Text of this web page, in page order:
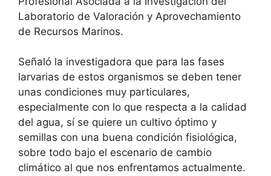
Laboratorio de Valoración y Aprovechamiento
de Recursos Marinos.
Señaló la investigadora que para las fases
larvarias de estos organismos se deben tener
unas condiciones muy particulares,
especialmente con lo que respecta a la calidad
del agua, sí se quiere un cultivo óptimo y
semillas con una buena condición fisiológica,
sobre todo bajo el escenario de cambio
climático al que nos enfrentamos actualmente.